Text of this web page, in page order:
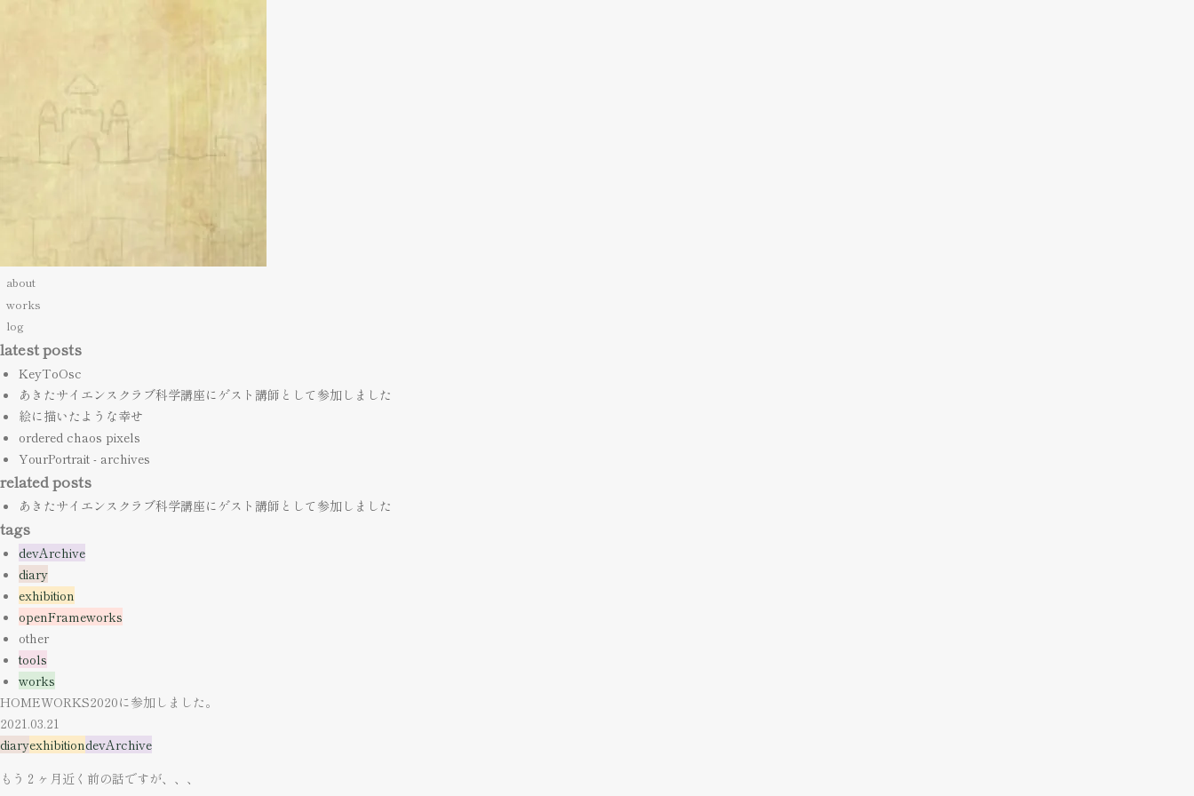
about
works
log
latest posts
KeyToOsc
あきたサイエンスクラブ科学講座にゲスト講師として参加しました
絵に描いたような幸せ
ordered chaos pixels
YourPortrait - archives
related posts
あきたサイエンスクラブ科学講座にゲスト講師として参加しました
tags
devArchive
diary
exhibition
openFrameworks
other
tools
works
HOMEWORKS2020に参加しました。
2021.03.21
diaryexhibitiondevArchive
もう２ヶ月近く前の話ですが、、、